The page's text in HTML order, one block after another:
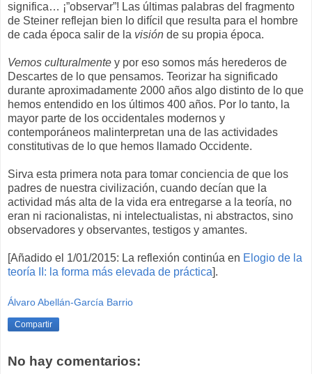
significa… ¡”observar”! Las últimas palabras del fragmento
de Steiner reflejan bien lo difícil que resulta para el hombre
de cada época salir de la visión de su propia época.
Vemos culturalmente y por eso somos más herederos de
Descartes de lo que pensamos. Teorizar ha significado
durante aproximadamente 2000 años algo distinto de lo que
hemos entendido en los últimos 400 años. Por lo tanto, la
mayor parte de los occidentales modernos y
contemporáneos malinterpretan una de las actividades
constitutivas de lo que hemos llamado Occidente.
Sirva esta primera nota para tomar conciencia de que los
padres de nuestra civilización, cuando decían que la
actividad más alta de la vida era entregarse a la teoría, no
eran ni racionalistas, ni intelectualistas, ni abstractos, sino
observadores y observantes, testigos y amantes.
[Añadido el 1/01/2015: La reflexión continúa en Elogio de la
teoría II: la forma más elevada de práctica].
Álvaro Abellán-García Barrio
Compartir
No hay comentarios: